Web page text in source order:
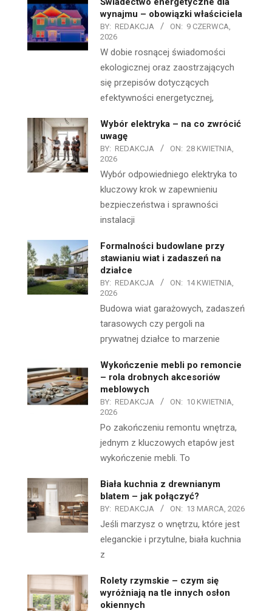
wynajmu – obowiązki właściciela
BY: REDAKCJA ON: 9 CZERWCA,
2026
W dobie rosnącej świadomości
ekologicznej oraz zaostrzających
się przepisów dotyczących
efektywności energetycznej,
Wybór elektryka – na co zwrócić
uwagę
BY: REDAKCJA ON: 28 KWIETNIA,
2026
Wybór odpowiedniego elektryka to
kluczowy krok w zapewnieniu
bezpieczeństwa i sprawności
instalacji
Formalności budowlane przy
stawianiu wiat i zadaszeń na
działce
BY: REDAKCJA ON: 14 KWIETNIA,
2026
Budowa wiat garażowych, zadaszeń
tarasowych czy pergoli na
prywatnej działce to marzenie
Wykończenie mebli po remoncie
– rola drobnych akcesoriów
meblowych
BY: REDAKCJA ON: 10 KWIETNIA,
2026
Po zakończeniu remontu wnętrza,
jednym z kluczowych etapów jest
wykończenie mebli. To
Biała kuchnia z drewnianym
blatem – jak połączyć?
BY: REDAKCJA ON: 13 MARCA, 2026
Jeśli marzysz o wnętrzu, które jest
eleganckie i przytulne, biała kuchnia
z
Rolety rzymskie – czym się
wyróżniają na tle innych osłon
okiennych